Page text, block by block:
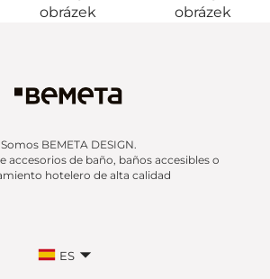
Somos BEMETA DESIGN.
accesorios de baño, baños accesibles o
hotelero de alta calidad
ES